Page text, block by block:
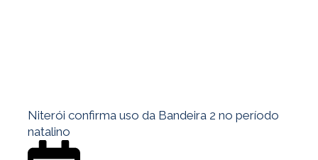
Niterói confirma uso da Bandeira 2 no período
natalino